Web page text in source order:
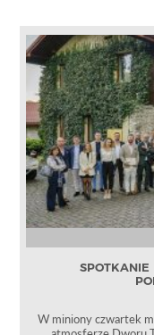
SPOTKANIE
W miniony czwartek